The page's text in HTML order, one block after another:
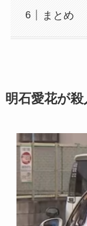
まとめ
明石愛花が